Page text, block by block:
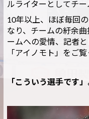
ルライターとしてチー
10年以上、ほぼ毎回
なり、チームの紆余
ームへの愛情、記者
「アイノモト」をご覧
「こういう選手です